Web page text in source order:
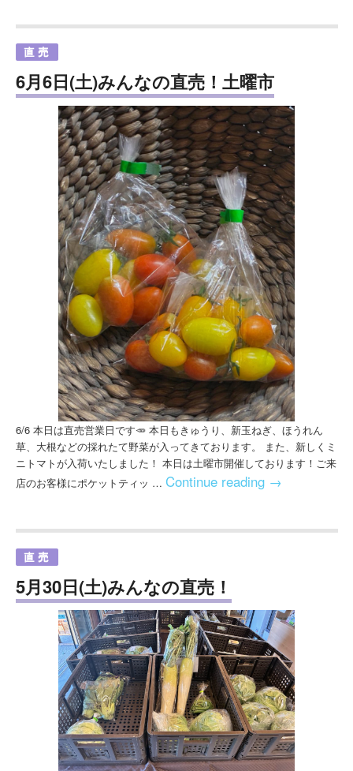
6月6日(土)みんなの直売！土曜市
6/6 本日は直売営業日です🥕 本日もきゅうり、新玉ねぎ、ほうれん
草、大根などの採れたて野菜が入ってきております。 また、新しくミ
ニトマトが入荷いたしました！ 本日は土曜市開催しております！ご来
店のお客様にポケットティッ … Continue reading →
5月30日(土)みんなの直売！